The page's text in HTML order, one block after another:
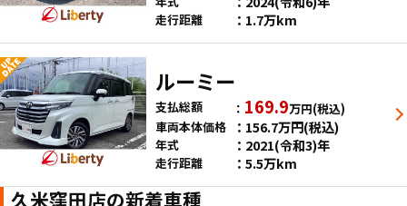
走行距離 1.7万km
ルーミー
支払総額 169.9万円(税込)
車両本体価格
156.7万円(税込)
年式 2021(令和3)年
走行距離 5.5万km
久米窪田店の新着車種